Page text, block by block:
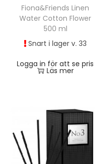
Fiona&Friends Linen
Water Cotton Flower
500 ml
Snart i lager v. 33
Logga in för att se pris
Läs mer